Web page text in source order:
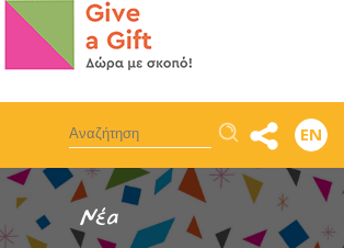
Αναζήτηση EN
Νέα